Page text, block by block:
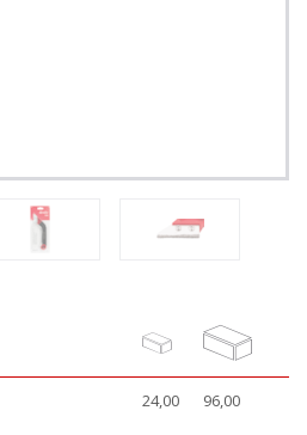
24,00 96,00